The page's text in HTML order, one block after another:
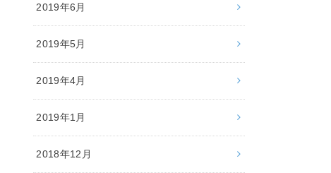
2019年6月
2019年5月
2019年4月
2019年1月
2018年12月